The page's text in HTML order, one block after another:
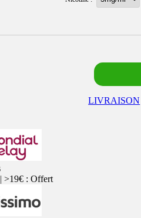
LIVRAISON
>19€ : Offert